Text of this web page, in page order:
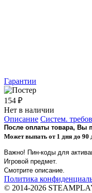
Гарантии
154 ₽
Нет в наличии
Описание Систем.
После оплаты товара, Вы
Может выпать от 1 дня до 90
Важно! Пин-коды для
Игровой предмет.
Смотрите описание.
Политика
© 2014-2026